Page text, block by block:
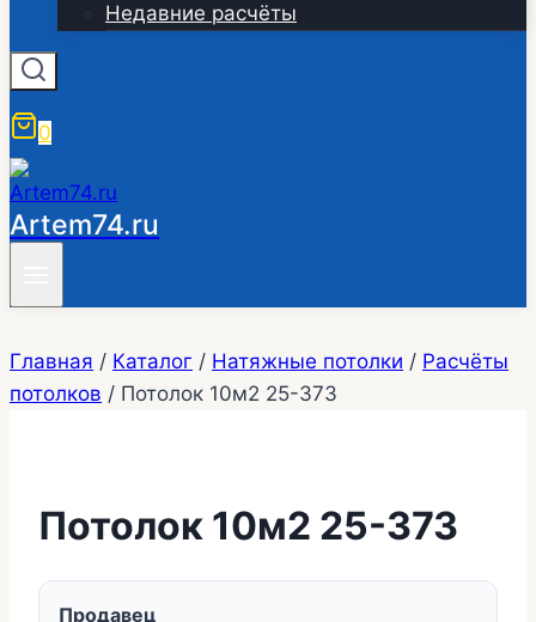
Недавние расчёты
0
Artem74.ru
Главная / Каталог / Натяжные потолки / Расчёты
потолков / Потолок 10м2 25-373
Потолок 10м2 25-373
Продавец